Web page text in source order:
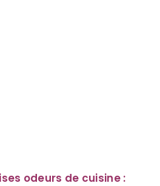
odeurs de cuisine :